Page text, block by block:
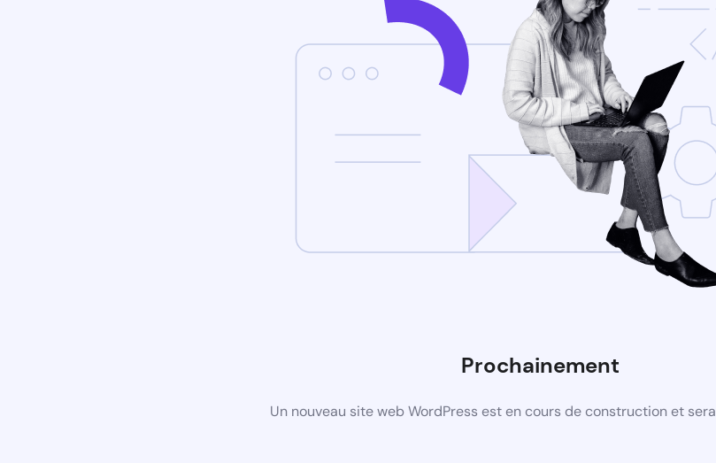
Prochainement
Un nouveau site web WordPress est en cours de construction et